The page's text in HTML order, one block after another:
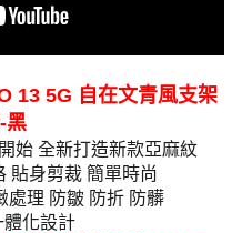
13 5G 自在文青風支架
黑
始 全新打造新款亞麻紋
貼身剪裁 簡單時尚
處理 防皺 防折 防髒
體化設計